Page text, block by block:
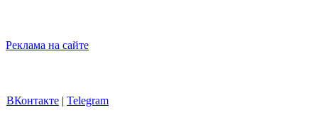
Реклама на сайте
ВКонтакте | Telegram